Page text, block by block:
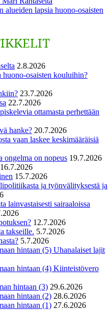
alueiden lapsia huono-osaisten
2.8.2026
huono-osaisten kouluihin?
23.7.2026
22.7.2026
ottamasta perhettään
hanke? 20.7.2026
vaan laskee keskimääräisiä
ongelma on nopeus 19.7.2026
16.7.2026
15.7.2026
ja työnvälityksestä ja
lainvastaisesti sairaaloissa
12.7.2026
takseille. 5.7.2026
5.7.2026
hintaan (5) Uhanalaiset lajit
hintaan (4) Kiinteistövero
hintaan (3) 29.6.2026
hintaan (2) 28.6.2026
hintaan (1) 27.6.2026